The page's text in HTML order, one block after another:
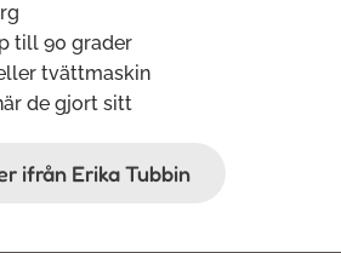
till 90 grader
tvättmaskin
de gjort sitt
ifrån Erika Tubbin